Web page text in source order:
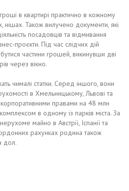
в квартирі практично в кожному
Також вилучено документи, які
посадовців та відмивання
проєкти. Під час слідчих дій
частини грошей, викинувши дві
через вікно.
чималі статки. Серед іншого, вони
в Хмельницькому, Львові та
корпоративними правами на 48 млн
в одному із парків міста. За
майно в Австрії, Іспанії та
рахунках родина також
дол.